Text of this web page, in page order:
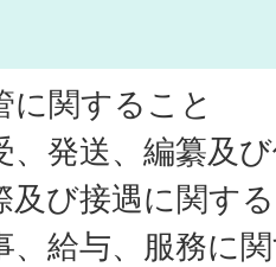
に関すること
、発送、編纂及
及び接遇に関す
、給与、服務に